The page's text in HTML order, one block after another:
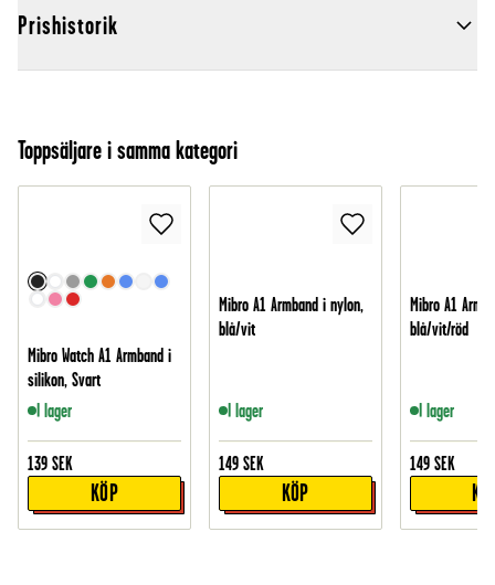
Prishistorik
Toppsäljare i samma kategori
Mibro Watch A1 Armband i
silikon, Svart
I lager
139 SEK
KÖP
Mibro A1 Armband i nylon,
blå/vit
I lager
149 SEK
KÖP
Mibro A1
blå/vit/röd
I lager
149 SEK